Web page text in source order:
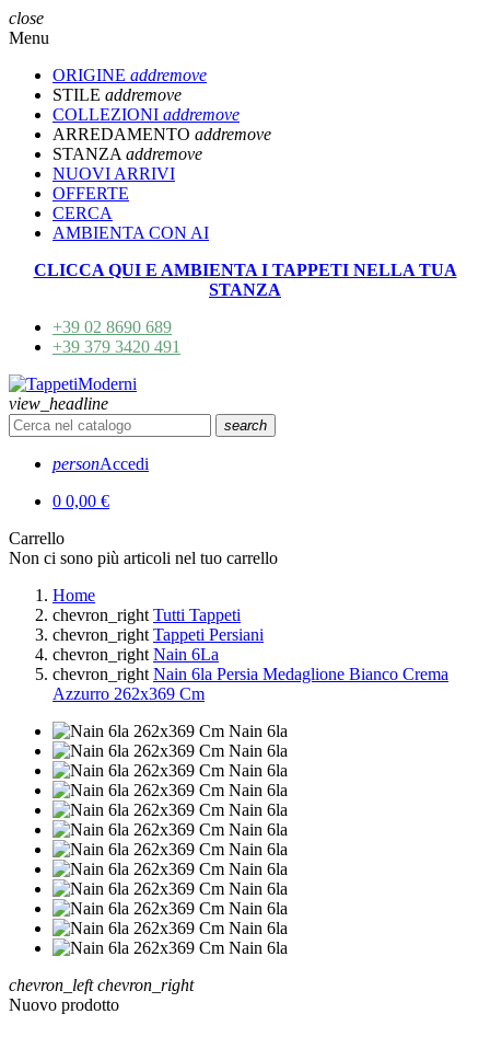
close
Menu
ORIGINE addremove
STILE addremove
COLLEZIONI addremove
ARREDAMENTO addremove
STANZA addremove
NUOVI ARRIVI
OFFERTE
CERCA
AMBIENTA CON AI
CLICCA QUI E AMBIENTA I TAPPETI NELLA TUA
STANZA
+39 02 8690 689
+39 379 3420 491
view_headline
search
personAccedi
0 0,00 €
Carrello
Non ci sono più articoli nel tuo carrello
Home
chevron_right Tutti Tappeti
chevron_right Tappeti Persiani
chevron_right Nain 6La
chevron_right Nain 6la Persia Medaglione Bianco Crema
Azzurro 262x369 Cm
chevron_left chevron_right
Nuovo prodotto